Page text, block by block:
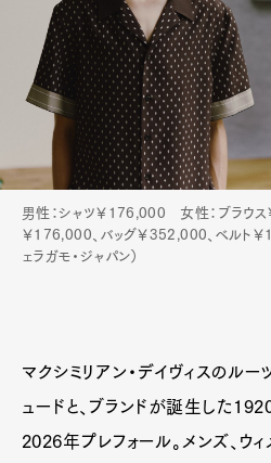
男性：シャツ￥176,000 女性：ブラウス
￥176,000、バッグ￥352,000、ベルト￥
ェラガモ・ジャパン）
マクシミリアン・デイヴィスのル
ュードと、ブランドが誕生した
2026年プレフォール。メンズ、ウ